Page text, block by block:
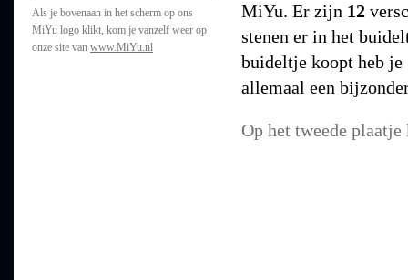
Als je bovenaan in het scherm op ons
MiYu logo klikt, kom je vanzelf weer op
onze site van www.MiYu.nl
MiYu. Er zijn 12
stenen er in het
buideltje koopt heb je
allemaal een
Op het tweede